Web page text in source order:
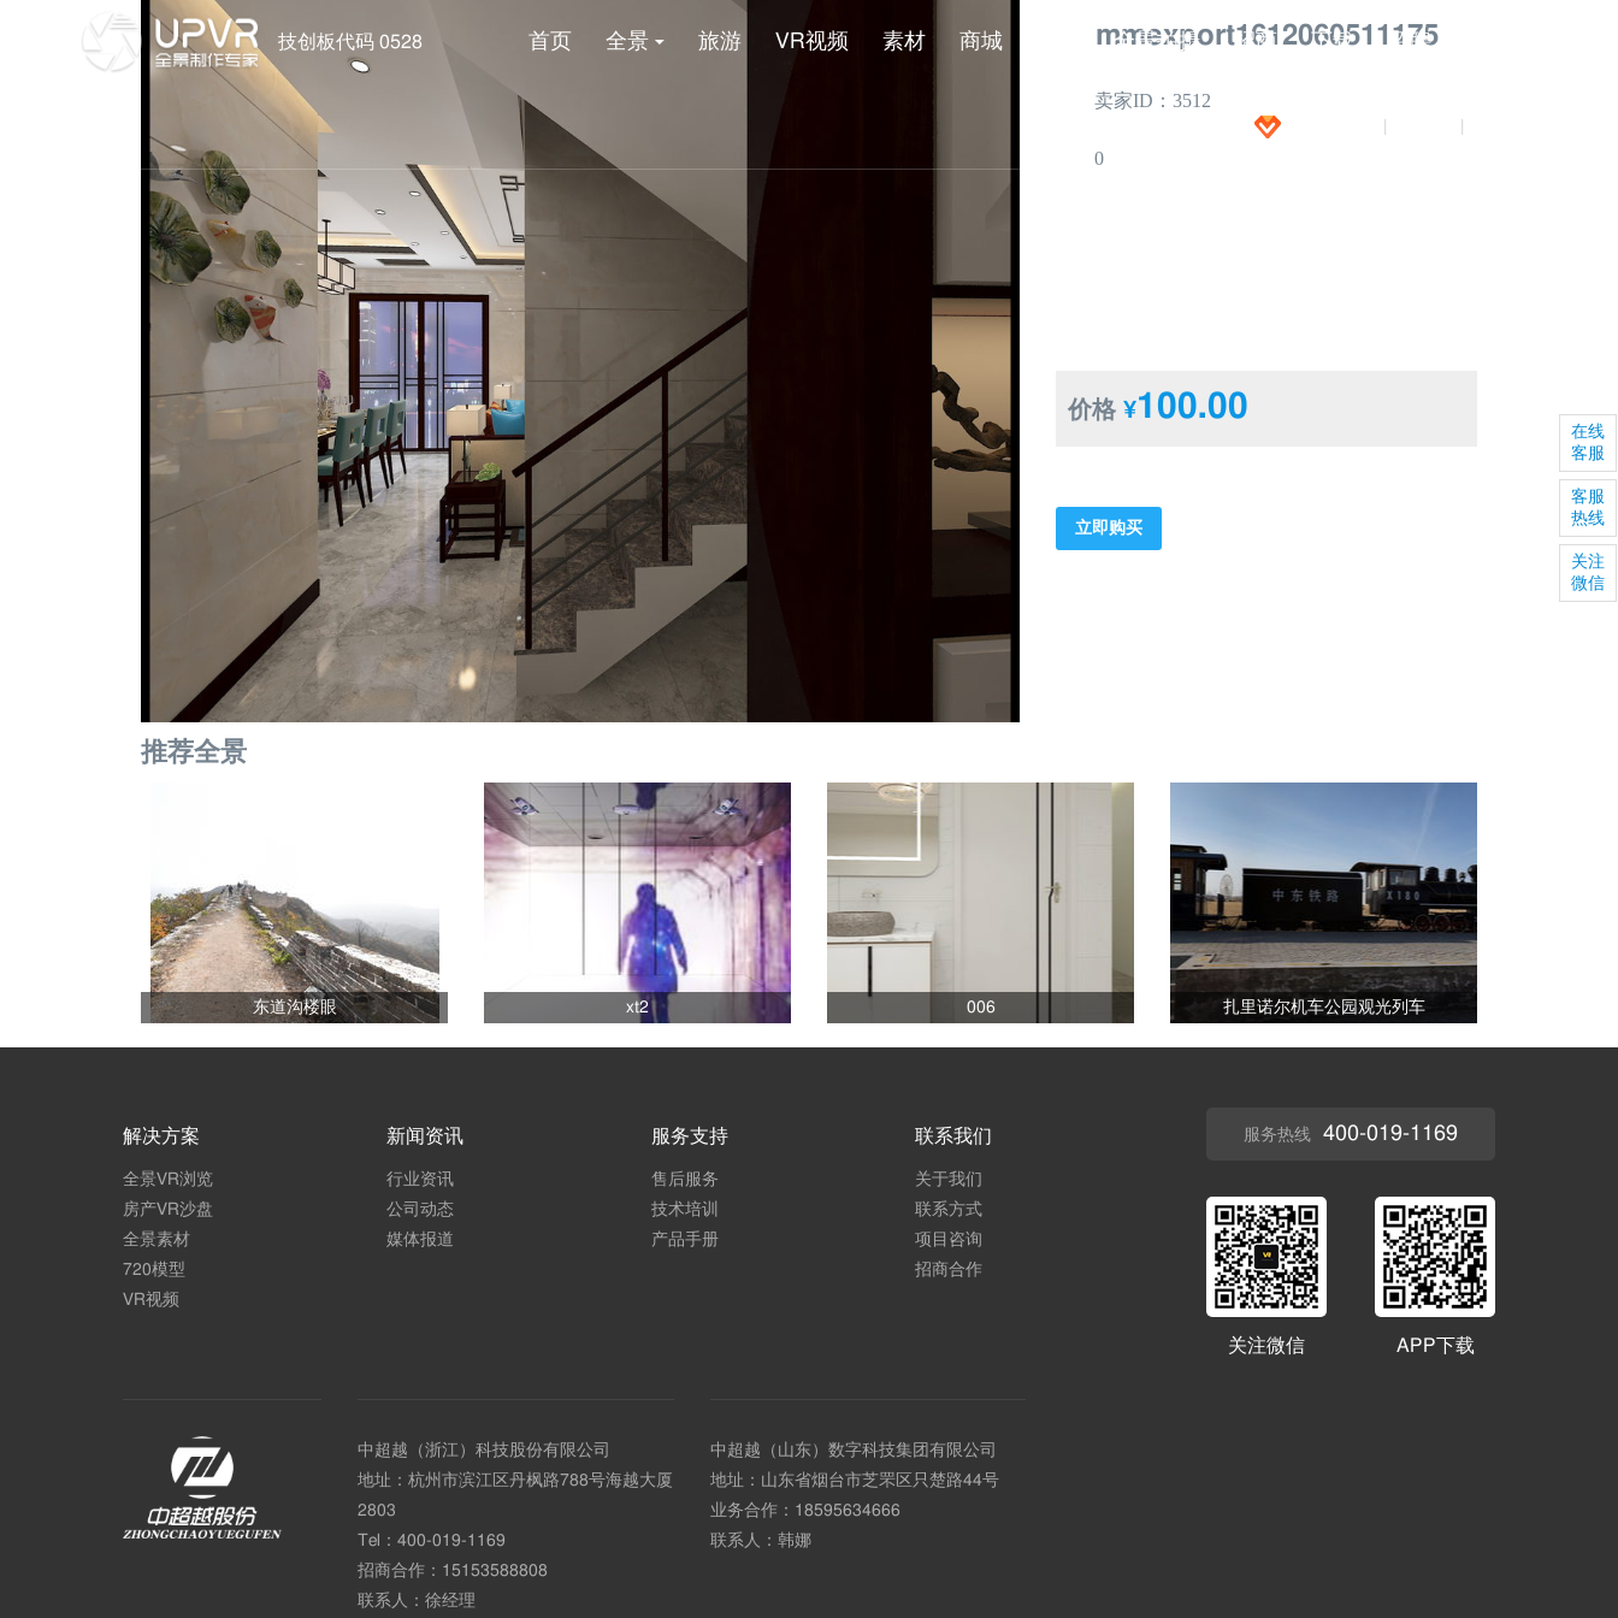
技创板代码 0528 首页 全景 旅游 VR视频 素材 商城 全景拍摄 招商 下载 招聘
mmexport1612060511175
卖家ID：3512
0
价格 ¥100.00
立即购买
推荐全景
东道沟楼眼 xt2 006 扎里诺尔机车公园观光列车
解决方案
全景VR浏览
房产VR沙盘
全景素材
720模型
VR视频
新闻资讯
行业资讯
公司动态
媒体报道
服务支持
售后服务
技术培训
产品手册
联系我们
关于我们
联系方式
项目咨询
招商合作
服务热线 400-019-1169
关注微信 APP下载
中超越（浙江）科技股份有限公司
地址：杭州市滨江区丹枫路788号海越大厦
2803
Tel： 400-019-1169
招商合作： 15153588808
联系人：徐经理
中超越（山东）数字科技集团有限公司
地址：山东省烟台市芝罘区只楚路44号
业务合作： 18595634666
联系人：韩娜
在线
客服
客服
热线
关注
微信